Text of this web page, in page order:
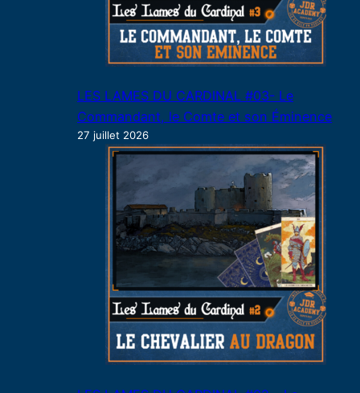
LES LAMES DU CARDINAL #03- Le
Commandant, le Comte et son Éminence
27 juillet 2026